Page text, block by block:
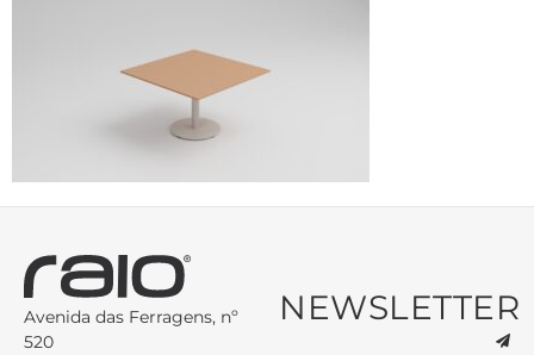
Avenida das Ferragens, nº
520
NEWSLETTER